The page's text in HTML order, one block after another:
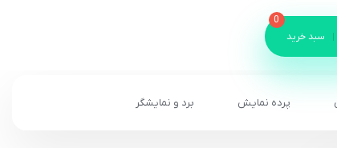
سبد خرید
0
پرده نمایش برد و نمایشگر